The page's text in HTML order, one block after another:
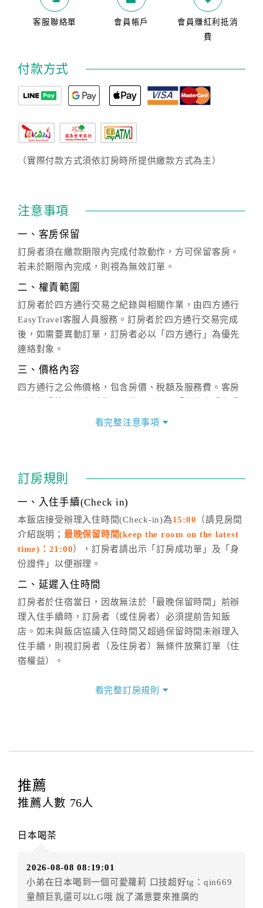
客服聯絡單 會員帳戶
會員賺紅利抵消
費
付款方式
（實際付款方式須依訂房時所提供繳款方式為主）
注意事項
一、客房保留
訂房者須在繳款期限內完成付款動作，方可保留客房。
若未於期限內完成，則視為無效訂單。
二、權責範圍
訂房者於四方通行交易之紀錄與相關作業，由四方通行
EasyTravel客服人員服務。訂房者於四方通行交易完成
後，如需要異動訂單，訂房者必以「四方通行」為優先
連絡對象。
三、價格內容
四方通行之公佈價格，包含房價、稅額及服務費。客房
價」之當日價格為標準。
通行「客服聯絡單」提出申辦，四方通行
話方式異動訂單。
※非客服時間之申辦異動，皆為次日計算及辦理。
五、客服時間
週一至週日，上午9:00～晚上6:00
六、聯絡方式
(07)9682715 。
看完整注意事項
訂房規則
一、入住手續(Check in)
本飯店接受辦理入住時間(Check-in)為15:00 （請見房間
介紹說明； 最晚保留時間(keep the room on the latest
time)：21:00），訂房者請出示「訂房成功單」及「身
份證件」以便辦理。
二、延遲入住時間
訂房者於住宿當日，因故無法於「最晚保留時間」前辦
理入住手續時，訂房者（或住房者）必須提前告知飯
店。如未與飯店協議入住時間又超過保留時間未辦理入
住手續，則視訂房者（及住房者）無條件放棄訂單（住
宿權益）。
四、訂單異動
提出申辦不得異動訂單。
每筆訂單異動限定
辦理取消退款。
房者應補足差額。（限原訂飯店）
房者不得要求退其差額。（限原訂飯店）
五、保留住宿權益(保留住房)
看完整訂房規則
推薦
推薦人數 76人
日本喝茶
2026-08-08 08:19:01
小弟在日本喝到一個可愛蘿莉 口技超好tg：qin669
童顏巨乳還可以LG哦 說了滿意要來推廣的